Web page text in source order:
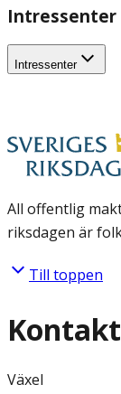
Intressenter
Intressenter
All offentlig
riksdagen är
Till toppen
Kontakt
Växel